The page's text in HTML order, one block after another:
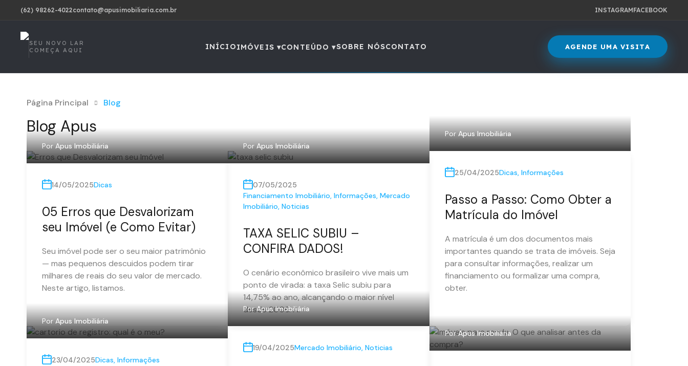
(62) 98262-4022contato@apusimobiliaria.com.br INSTAGRAMFACEBOOK
SEU NOVO LAR
COMEÇA AQUI
INÍCIOIMÓVEIS ▾CONTEÚDO ▾SOBRE NÓSCONTATO AGENDE UMA VISITA
Página Principal Blog
Blog Apus
Por Apus Imobiliária
14/05/2025Dicas
05 Erros que Desvalorizam
seu Imóvel (e Como Evitar)
Seu imóvel pode ser o seu maior patrimônio
— mas pequenos descuidos podem tirar
milhares de reais do seu valor de mercado.
Neste artigo, listamos.
Por Apus Imobiliária
07/05/2025
Financiamento Imobiliário,Informações,Mercado
Imobiliário,Noticias
TAXA SELIC SUBIU –
CONFIRA DADOS!
O cenário econômico brasileiro vive mais um
ponto de virada: a taxa Selic subiu para
14,75% ao ano, alcançando o maior nível
desde 2006. A.
Por Apus Imobiliária
25/04/2025Dicas, Informações
Passo a Passo: Como Obter a
Matrícula do Imóvel
A matrícula é um dos documentos mais
importantes quando se trata de imóveis. Seja
para consultar informações, realizar um
financiamento ou formalizar uma compra,
obter.
Por Apus Imobiliária
23/04/2025Dicas, Informações
Por Apus Imobiliária
19/04/2025Mercado Imobiliário,Noticias
Por Apus Imobiliária